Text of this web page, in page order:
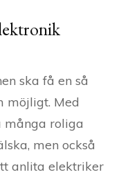
ska få en så
möjligt. Med
många roliga
men också
anlita elektriker